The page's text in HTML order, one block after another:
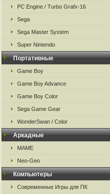
PC Engine / Turbo Grafx-16
Sega
Sega Master System
Super Nintendo
Портативные
Game Boy
Game Boy Advance
Game Boy Color
Sega Game Gear
WonderSwan / Color
Аркадные
MAME
Neo-Geo
Компьютеры
Современные Игры для ПК